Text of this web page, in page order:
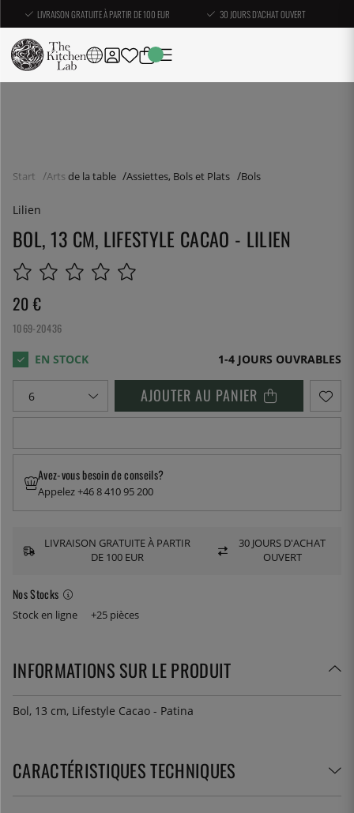
LIVRAISON GRATUITE À PARTIR DE 100 EUR 30 JOURS D'ACHAT OUVERT
Start Arts de la table Assiettes, Bols et Plats Bols
Lilien
BOL, 13 CM, LIFESTYLE CACAO - LILIEN
20 €
1069-20436
1-4 JOURS OUVRABLES
AJOUTER AU PANIER
Nos Stocks
Stock en ligne +25 pièces
Avez-vous besoin de conseils?
Appelez +46 8 410 95 200
LIVRAISON GRATUITE À PARTIR
DE 100 EUR
30 JOURS D'ACHAT
OUVERT
INFORMATIONS SUR LE PRODUIT
Bol, 13 cm, Lifestyle Cacao - Patina
CARACTÉRISTIQUES TECHNIQUES